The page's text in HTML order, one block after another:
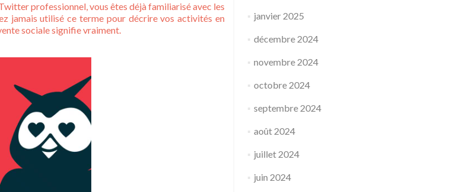
professionnel, vous êtes déjà familiarisé avec les
jamais utilisé ce terme pour décrire vos activités en
sociale signifie vraiment.
janvier 2025
décembre 2024
novembre 2024
octobre 2024
septembre 2024
août 2024
juillet 2024
juin 2024